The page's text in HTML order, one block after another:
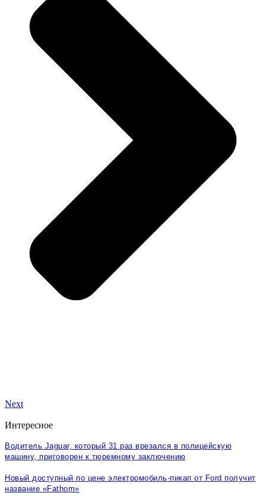
Next
Интересное
Водитель Jaguar, который 31 раз врезался в полицейскую
машину, приговорен к тюремному заключению
Новый доступный по цене электромобиль-пикап от Ford получит
название «Fathom»